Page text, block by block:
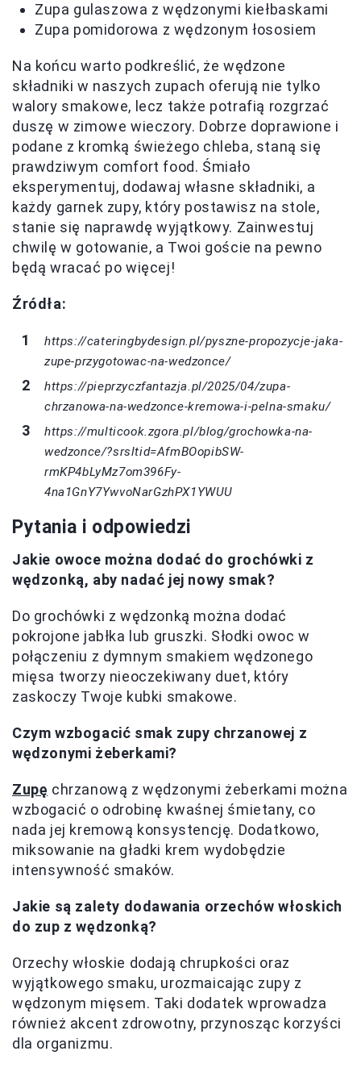
Zupa gulaszowa z wędzonymi kiełbaskami
Zupa pomidorowa z wędzonym łososiem
Na końcu warto podkreślić, że wędzone
składniki w naszych zupach oferują nie tylko
walory smakowe, lecz także potrafią rozgrzać
duszę w zimowe wieczory. Dobrze doprawione i
podane z kromką świeżego chleba, staną się
prawdziwym comfort food. Śmiało
eksperymentuj, dodawaj własne składniki, a
każdy garnek zupy, który postawisz na stole,
stanie się naprawdę wyjątkowy. Zainwestuj
chwilę w gotowanie, a Twoi goście na pewno
będą wracać po więcej!
Źródła:
https://cateringbydesign.pl/pyszne-propozycje-jaka-
zupe-przygotowac-na-wedzonce/
https://pieprzyczfantazja.pl/2025/04/zupa-
chrzanowa-na-wedzonce-kremowa-i-pelna-smaku/
https://multicook.zgora.pl/blog/grochowka-na-
wedzonce/?srsltid=AfmBOopibSW-
rmKP4bLyMz7om396Fy-
4na1GnY7YwvoNarGzhPX1YWUU
Pytania i odpowiedzi
Jakie owoce można dodać do grochówki z
wędzonką, aby nadać jej nowy smak?
Do grochówki z wędzonką można dodać
pokrojone jabłka lub gruszki. Słodki owoc w
połączeniu z dymnym smakiem wędzonego
mięsa tworzy nieoczekiwany duet, który
zaskoczy Twoje kubki smakowe.
Czym wzbogacić smak zupy chrzanowej z
wędzonymi żeberkami?
Zupę chrzanową z wędzonymi żeberkami można
wzbogacić o odrobinę kwaśnej śmietany, co
nada jej kremową konsystencję. Dodatkowo,
miksowanie na gładki krem wydobędzie
intensywność smaków.
Jakie są zalety dodawania orzechów włoskich
do zup z wędzonką?
Orzechy włoskie dodają chrupkości oraz
wyjątkowego smaku, urozmaicając zupy z
wędzonym mięsem. Taki dodatek wprowadza
również akcent zdrowotny, przynosząc korzyści
dla organizmu.